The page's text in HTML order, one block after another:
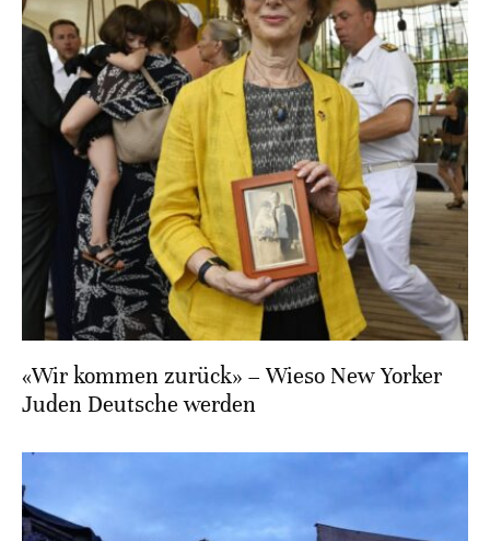
«Wir kommen zurück» – Wieso New Yorker
Juden Deutsche werden